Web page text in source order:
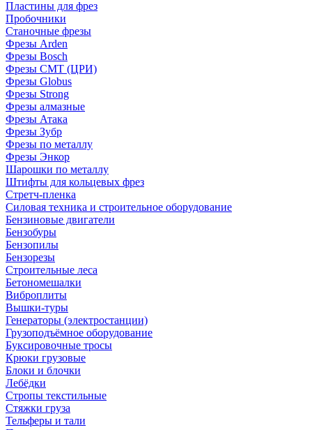
Пластины для фрез
Пробочники
Станочные фрезы
Фрезы Arden
Фрезы Bosch
Фрезы CMT (ЦРИ)
Фрезы Globus
Фрезы Strong
Фрезы алмазные
Фрезы Атака
Фрезы Зубр
Фрезы по металлу
Фрезы Энкор
Шарошки по металлу
Штифты для кольцевых фрез
Стретч-пленка
Силовая техника и строительное оборудование
Бензиновые двигатели
Бензобуры
Бензопилы
Бензорезы
Строительные леса
Бетономешалки
Виброплиты
Вышки-туры
Генераторы (электростанции)
Грузоподъёмное оборудование
Буксировочные тросы
Крюки грузовые
Блоки и блочки
Лебёдки
Стропы текстильные
Стяжки груза
Тельферы и тали